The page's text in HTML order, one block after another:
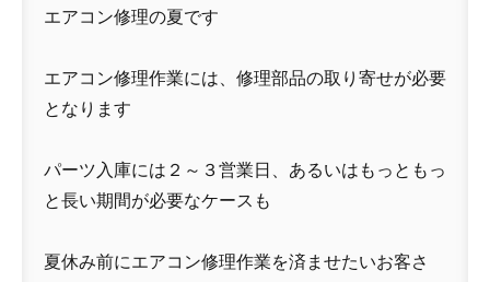
エアコン修理の夏です
エアコン修理作業には、修理部品の取り寄せが必要
となります
パーツ入庫には２～３営業日、あるいはもっともっ
と長い期間が必要なケースも
夏休み前にエアコン修理作業を済ませたいお客さ